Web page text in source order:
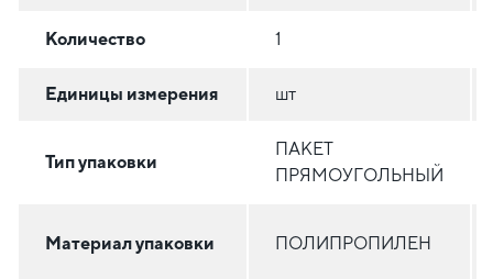
Количество 1
Единицы измерения шт
Тип упаковки
ПАКЕТ
ПРЯМОУГОЛЬНЫЙ
Материал упаковки ПОЛИПРОПИЛЕН